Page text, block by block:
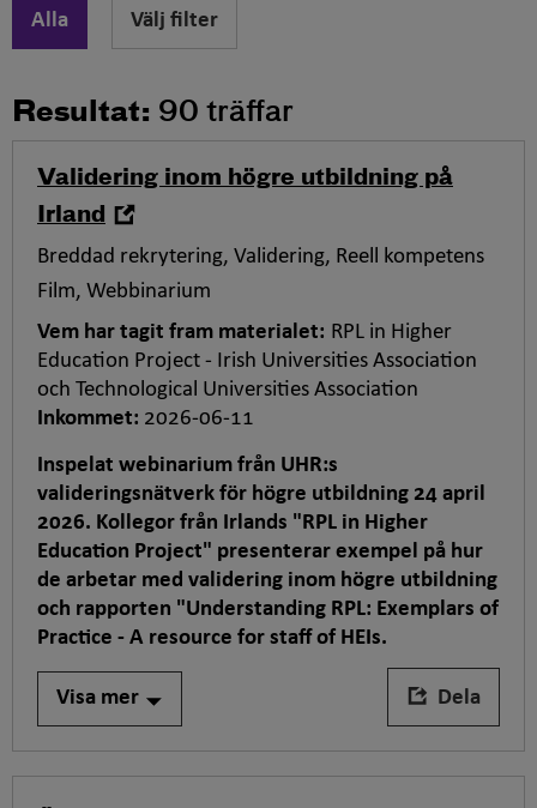
Välj filter
Resultat: 90 träffar
Validering inom högre utbildning på
Irland
i
ny
flik
Taggar
för
Breddad rekrytering Validering
Reell kompetens
Film Webbinarium
Dela
Vem har tagit fram materialet: RPL in Higher
Education Project - Irish Universities Association
och Technological Universities Association
Inkommet: 2026-06-11
K
o
r
t
a
r
e
s
k
r
Inspelat webinarium från UHR:s
valideringsnätverk för högre utbildning 24 april
2026. Kollegor från Irlands "RPL in Higher
Education Project" presenterar exempel på hur
de arbetar med validering inom högre utbildning
och rapporten "Understanding RPL: Exemplars of
Practice - A resource for staff of HEIs.
Visa mer